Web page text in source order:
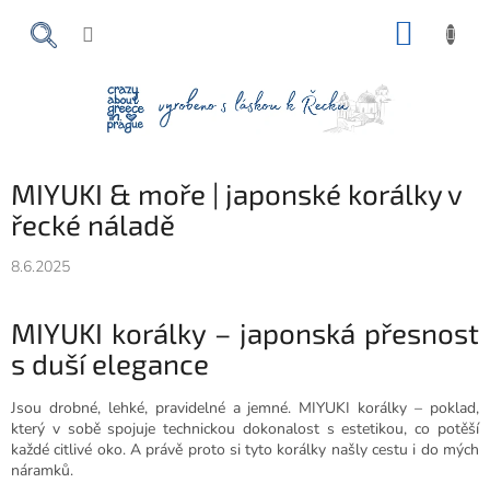
MIYUKI & moře | japonské korálky v
řecké náladě
8.6.2025
MIYUKI korálky – japonská přesnost
s duší elegance
Jsou drobné, lehké, pravidelné a jemné. MIYUKI korálky – poklad,
který v sobě spojuje technickou dokonalost s estetikou, co potěší
každé citlivé oko. A právě proto si tyto korálky našly cestu i do mých
náramků.